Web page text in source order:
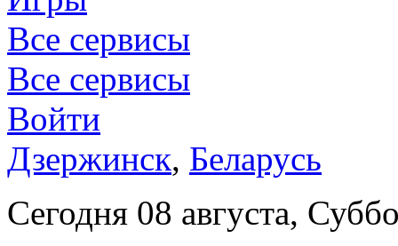
Все сервисы
Все сервисы
Войти
Дзержинск, Беларусь
Сегодня 08 августа,